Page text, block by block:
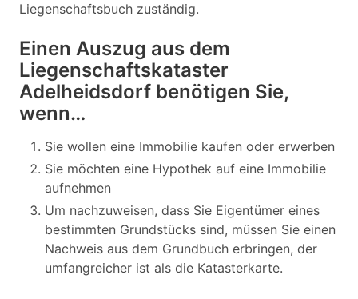
Liegenschaftsbuch zuständig.
Einen Auszug aus dem
Liegenschaftskataster
Adelheidsdorf benötigen Sie,
wenn…
Sie wollen eine Immobilie kaufen oder erwerben
Sie möchten eine Hypothek auf eine Immobilie
aufnehmen
Um nachzuweisen, dass Sie Eigentümer eines
bestimmten Grundstücks sind, müssen Sie einen
Nachweis aus dem Grundbuch erbringen, der
umfangreicher ist als die Katasterkarte.